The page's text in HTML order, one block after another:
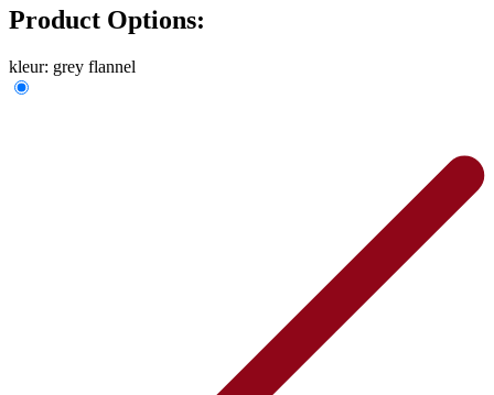
Product Options:
kleur: grey flannel